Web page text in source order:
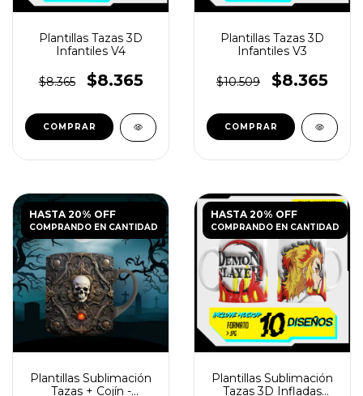
Plantillas Tazas 3D
Infantiles V4
$8.365 $8.365
Plantillas Tazas 3D
Infantiles V3
$10.509 $8.365
HASTA 20% OFF
COMPRANDO EN CANTIDAD
Plantillas Sublimación
Tazas + Cojín -
HASTA 20% OFF
COMPRANDO EN CANTIDAD
Plantillas Sublimación
Tazas 3D Infladas